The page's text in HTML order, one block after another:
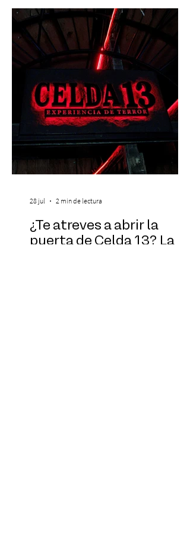
viernes 31 de julio, a las 13:00 horas, a
través de Passline. Hay artistas que marcan
una época y otros que construyen la
historia. Carl Cox pertenece a esta última
categoría. Considerado una de las figura
¿Te atreves a abrir la
puerta de Celda 13? La
28 jul 2 min de lectura